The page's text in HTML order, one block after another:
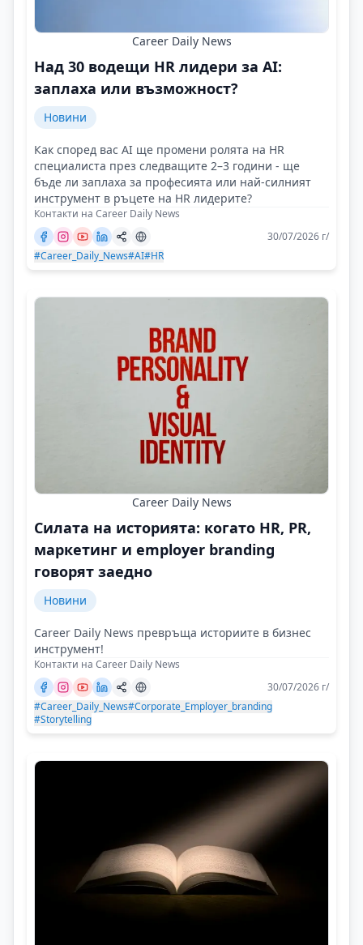
Career Daily News
Над 30 водещи HR лидери за AI:
заплаха или възможност?
Новини
Как според вас AI ще промени ролята на HR
специалиста през следващите 2–3 години - ще
бъде ли заплаха за професията или най-силният
инструмент в ръцете на HR лидерите?
Контакти на Career Daily News
30/07/2026 г/
#Career_Daily_News#AI#HR
Career Daily News
Силата на историята: когато HR, PR,
маркетинг и employer branding
говорят заедно
Новини
Career Daily News превръща историите в бизнес
инструмент!
Контакти на Career Daily News
30/07/2026 г/
#Career_Daily_News#Corporate_Employer_branding
#Storytelling